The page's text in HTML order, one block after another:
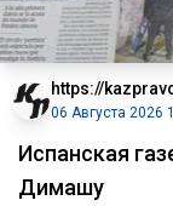
https://
06 Августа 2026
Испанская
Димашу